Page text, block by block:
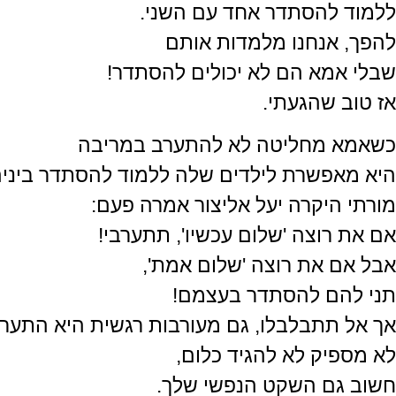
ללמוד להסתדר אחד עם השני.
להפך, אנחנו מלמדות אותם
שבלי אמא הם לא יכולים להסתדר!
אז טוב שהגעתי.
כשאמא מחליטה לא להתערב במריבה
היא מאפשרת לילדים שלה ללמוד להסתדר
מורתי היקרה יעל אליצור אמרה פעם:
אם את רוצה 'שלום עכשיו', תתערבי!
אבל אם את רוצה 'שלום אמת',
תני להם להסתדר בעצמם!
אך אל תתבלבלו, גם מעורבות רגשית היא
לא מספיק לא להגיד כלום,
חשוב גם השקט הנפשי שלך.